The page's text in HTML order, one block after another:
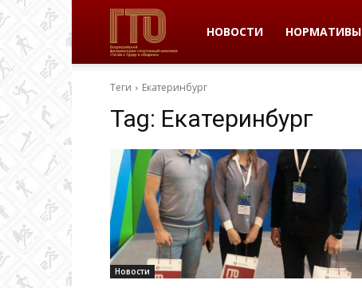
ВФСК
ГТО
в
Пермском
НОВОСТИ НОРМАТИВЫ
Теги Екатеринбург
Tag: Екатеринбург
Новости